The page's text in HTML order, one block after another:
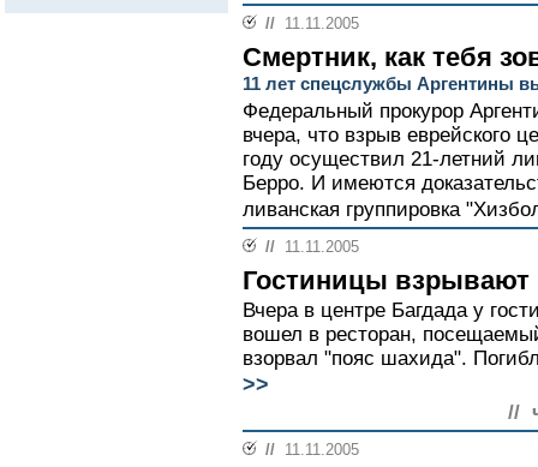
// 11.11.2005
Смертник, как тебя
11 лет спецслужбы Аргентины
Федеральный прокурор
вчера, что взрыв еврейского
году осуществил 21-летний
Берро. И имеются
ливанская группировка
// 11.11.2005
Гостиницы взрывают
Вчера в центре Багдада у
вошел в ресторан,
взорвал "пояс шахида".
>>
//
// 11.11.2005